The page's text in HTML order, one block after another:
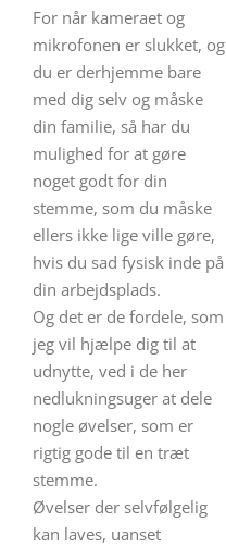
For når kameraet og
mikrofonen er slukket, og
du er derhjemme bare
med dig selv og måske
din familie, så har du
mulighed for at gøre
noget godt for din
stemme, som du måske
ellers ikke lige ville gøre,
hvis du sad fysisk inde på
din arbejdsplads.
Og det er de fordele, som
jeg vil hjælpe dig til at
udnytte, ved i de her
nedlukningsuger at dele
nogle øvelser, som er
rigtig gode til en træt
stemme.
Øvelser der selvfølgelig
kan laves, uanset